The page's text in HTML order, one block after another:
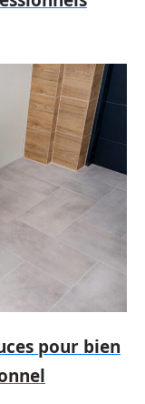
pour bien